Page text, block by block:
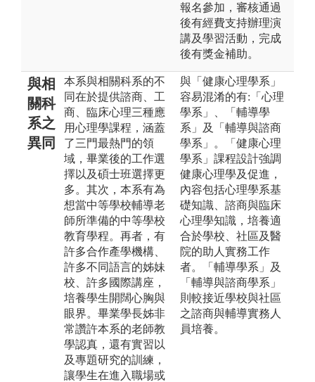
報名參加，審核通過
後有經費支持辦理演
講及學習活動，完成
後有獎金補助。
與相
關科
系之
異同
本系與相關科系的不
同在於提供諮商、工
商、臨床心理三種應
用心理學課程，涵蓋
了三門最熱門的領
域，畢業後的工作選
擇以及碩士班選擇更
多。其次，本系有為
想當中等學校輔導老
師所準備的中等學校
教育學程。再者，有
許多合作產學機構、
許多不同語言的姊妹
校、許多國際講座，
培養學生開闊心胸與
眼界。畢業學長姊非
常讚許本系的老師教
學認真，還有實習以
及專題研究的訓練，
讓學生在進入職場或
與「健康心理學系」
容易混淆的有:「心理
學系」、「輔導學
系」及「輔導與諮商
學系」。「健康心理
學系」課程設計強調
健康心理學及促進，
內容包括心理學系基
礎知識、諮商與臨床
心理學知識，培養適
合於學校、社區及醫
院的助人實務工作
者。「輔導學系」及
「輔導與諮商學系」
則較接近學校與社區
之諮商與輔導實務人
員培養。